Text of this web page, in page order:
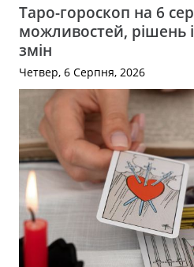
Таро-гороскоп на 6
можливостей, рішень
змін
Четвер, 6 Серпня, 2026